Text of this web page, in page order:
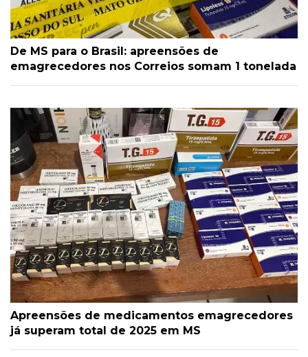
De MS para o Brasil: apreensões de
emagrecedores nos Correios somam 1 tonelada
Apreensões de medicamentos emagrecedores
já superam total de 2025 em MS